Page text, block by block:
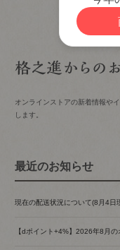
オンラインストアの新着情報や
します。
最近のお知らせ
現在の配送状況について(8月4日
【dポイント+4%】2026年8月の